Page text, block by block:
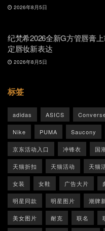
2026年8月5日
纪梵希2026全新G方管唇膏
定唇妆新表达
2026年8月5日
标签
adidas ASICS
Nike PUMA Saucony
京东活动入口 冲锋衣 国
天猫折扣 天猫活动 天猫
女装 女鞋 广告大片
明星同款 明星图片 潮牌
美女图片 耐克 联名